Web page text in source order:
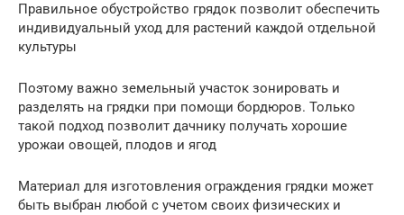
Правильное обустройство грядок позволит обеспечить
индивидуальный уход для растений каждой отдельной
культуры
Поэтому важно земельный участок зонировать и
разделять на грядки при помощи бордюров. Только
такой подход позволит дачнику получать хорошие
урожаи овощей, плодов и ягод
Материал для изготовления ограждения грядки может
быть выбран любой с учетом своих физических и